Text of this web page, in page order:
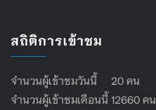
สถิติการเข้าชม
จำนวนผู้เข้าชมวันนี้ 20 คน
จำนวนผู้เข้าชมเดือนนี้ 12660 คน